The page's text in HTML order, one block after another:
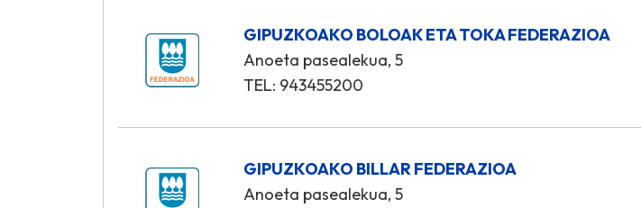
GIPUZKOAKO BOLOAK ETA TOKA FEDERAZIOA
Anoeta pasealekua, 5
TEL: 943455200
GIPUZKOAKO BILLAR FEDERAZIOA
Anoeta pasealekua, 5